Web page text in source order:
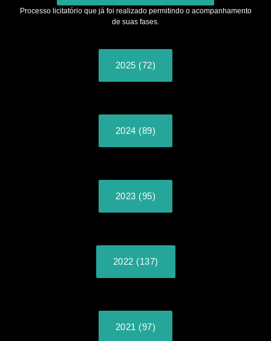
Processo licitatório que já foi realizado permitindo o acompanhamento
de suas fases.
2025 (72)
2024 (89)
2023 (95)
2022 (137)
2021 (97)